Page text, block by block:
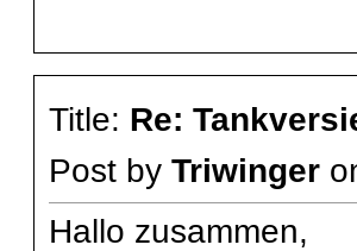
Title: Re:
Post by Triwinger
Hallo zusammen,